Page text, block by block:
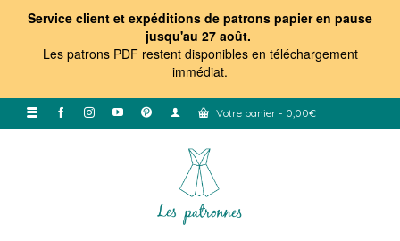
Service client et expéditions de patrons papier en pause
jusqu'au 27 août.
Les patrons PDF restent disponibles en téléchargement
immédiat.
Votre panier - 0,00€